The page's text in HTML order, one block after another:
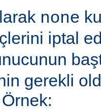
none
iptal
gerekli
Örnek: